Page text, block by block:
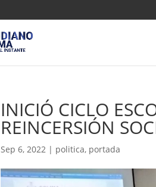
INICIÓ CICLO
REINCERSIÓN
Sep 6, 2022 | politica, portada